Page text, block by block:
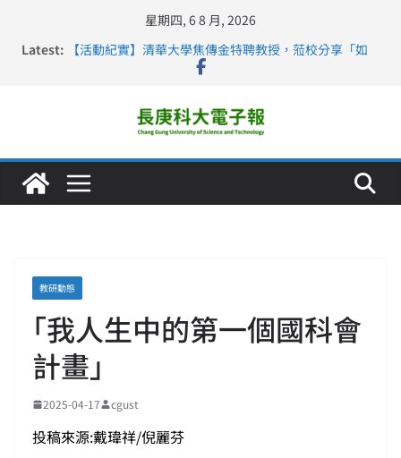
星期四, 6 8 月, 2026
Latest:
【活動紀實】清華大學焦傳金特聘教授，蒞校分享「如
長庚科大連四年穩居《遠見》醫學大學第5名 辦學實力再
深化永續醫療 長庚科大攜菲、印頂尖大學跨國合作
長庚科大護理系勇奪2026羅馬尼亞歐洲盃國際發明展雙
金牌暨雙特別獎 AI智慧照護與護理教育創新獲國際肯定
教研動態
｢我人生中的第一個國科會
計畫｣
2025-04-17 cgust
投稿來源:戴瑋祥/倪麗芬